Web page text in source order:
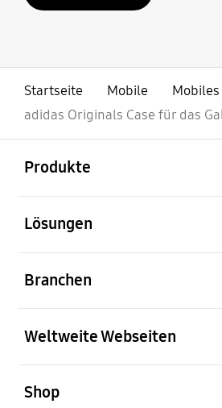
Startseite Mobile
adidas Originals Case für das
Produkte
Lösungen
Branchen
Weltweite Webseiten
Shop